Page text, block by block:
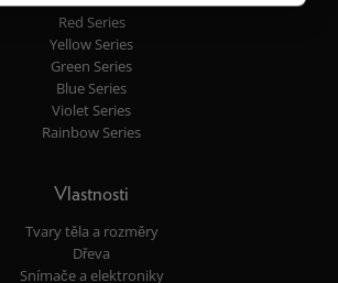
Red Series
Yellow Series
Green Series
Blue Series
Violet Series
Rainbow Series
Vlastnosti
Tvary těla a rozměry
Dřeva
Snímače a elektroniky